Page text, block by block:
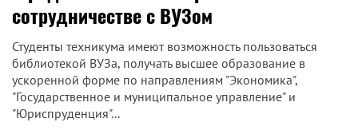
сотрудничестве с ВУЗом
Студенты техникума имеют возможность пользоваться
библиотекой ВУЗа, получать высшее образование в
ускоренной форме по направлениям "Экономика",
"Государственное и муниципальное управление" и
"Юриспруденция"...